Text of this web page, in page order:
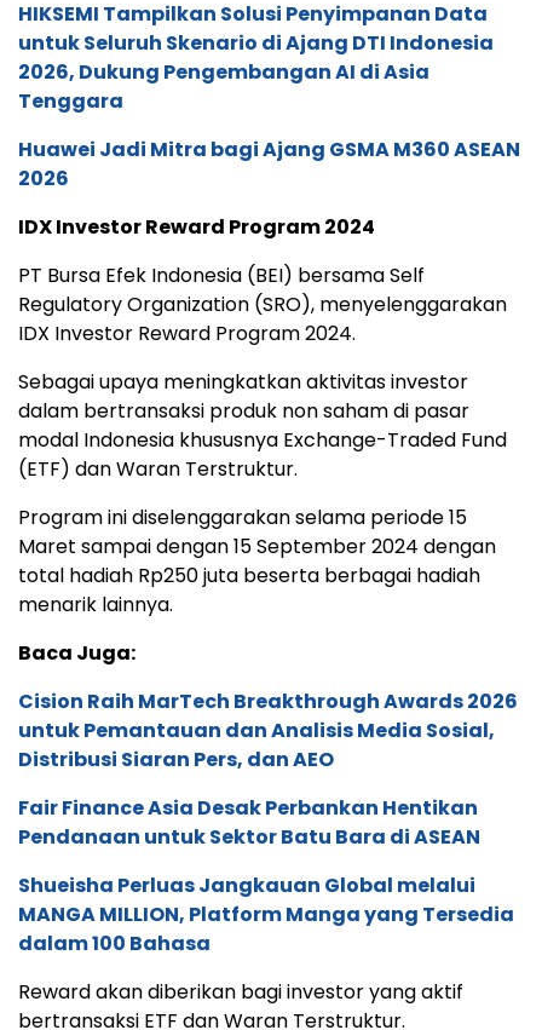
HIKSEMI Tampilkan Solusi Penyimpanan Data
untuk Seluruh Skenario di Ajang DTI Indonesia
2026, Dukung Pengembangan AI di Asia
Tenggara
Huawei Jadi Mitra bagi Ajang GSMA M360 ASEAN
2026
IDX Investor Reward Program 2024
PT Bursa Efek Indonesia (BEI) bersama Self
Regulatory Organization (SRO), menyelenggarakan
IDX Investor Reward Program 2024.
Sebagai upaya meningkatkan aktivitas investor
dalam bertransaksi produk non saham di pasar
modal Indonesia khususnya Exchange-Traded Fund
(ETF) dan Waran Terstruktur.
Program ini diselenggarakan selama periode 15
Maret sampai dengan 15 September 2024 dengan
total hadiah Rp250 juta beserta berbagai hadiah
menarik lainnya.
Baca Juga:
Cision Raih MarTech Breakthrough Awards 2026
untuk Pemantauan dan Analisis Media Sosial,
Distribusi Siaran Pers, dan AEO
Fair Finance Asia Desak Perbankan Hentikan
Pendanaan untuk Sektor Batu Bara di ASEAN
Shueisha Perluas Jangkauan Global melalui
MANGA MILLION, Platform Manga yang Tersedia
dalam 100 Bahasa
Reward akan diberikan bagi investor yang aktif
bertransaksi ETF dan Waran Terstruktur.